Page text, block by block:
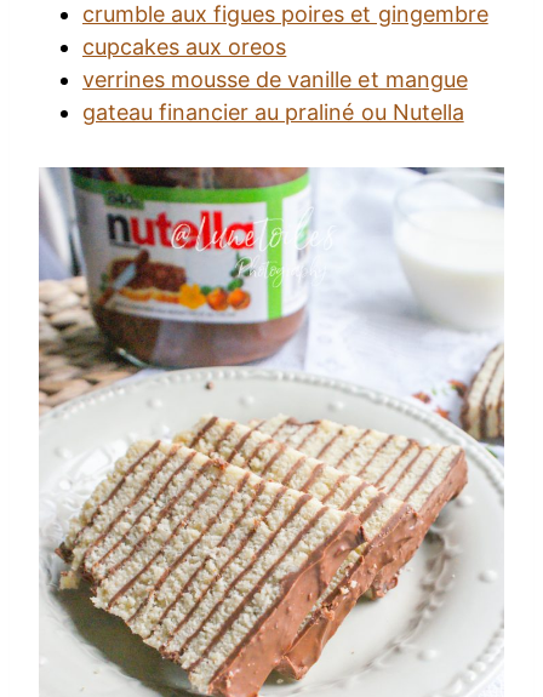
crumble aux figues poires et gingembre
cupcakes aux oreos
verrines mousse de vanille et mangue
gateau financier au praliné ou Nutella